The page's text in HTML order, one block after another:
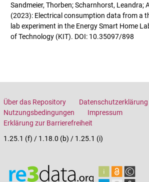
Sandmeier, Thorben; Scharnhorst, Leandra;
(2023): Electrical consumption data from a
lab experiment in the Energy Smart Home
of Technology (KIT). DOI: 10.35097/898
Über das Repository
Datenschutzerklärung
Nutzungsbedingungen
Impressum
Erklärung zur Barrierefreiheit
1.25.1 (f) / 1.18.0 (b) / 1.25.1 (i)